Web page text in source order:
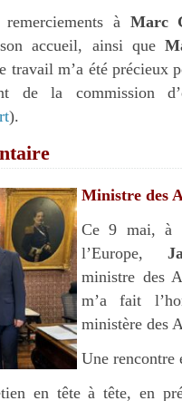
à Marc
accueil, ainsi que
travail m’a été précieux
de la commission
).
Ministre des
Ce 9 mai, à
l’Europe,
ministre des
m’a fait
ministère des
Une rencontre
en tête à tête, en